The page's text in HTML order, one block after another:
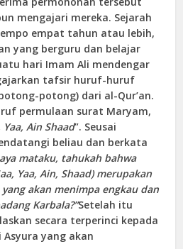
mengajari mereka. Sejarah
empat tahun atau lebih,
yang berguru dan belajar
hari Imam Ali mendengar
tafsir huruf-huruf
potong) dari al-Qur’an.
permulaan surat Maryam,
Yaa, Ain Shaad”. Seusai
beliau dan berkata
mataku, tahukah bahwa
Yaa, Ain, Shaad) merupakan
akan menimpa engkau dan
Karbala?”Setelah itu
secara terperinci kepada
yang akan